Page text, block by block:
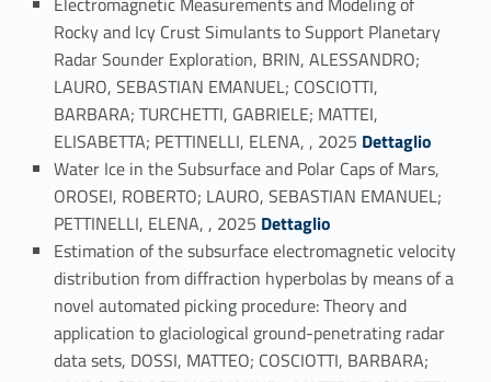
Rocky and Icy Crust Simulants to Support Planetary
Radar Sounder Exploration, BRIN, ALESSANDRO;
LAURO, SEBASTIAN EMANUEL; COSCIOTTI,
BARBARA; TURCHETTI, GABRIELE; MATTEI,
ELISABETTA; PETTINELLI, ELENA, , 2025 Link identifier #identifier_person_196090-5Dettaglio
Water Ice in the Subsurface and Polar Caps of Mars,
OROSEI, ROBERTO; LAURO, SEBASTIAN EMANUEL;
PETTINELLI, ELENA, , 2025Link identifier #identifier_person_15734-6Dettaglio
Estimation of the subsurface electromagnetic velocity
distribution from diffraction hyperbolas by means of a
novel automated picking procedure: Theory and
application to glaciological ground-penetrating radar
data sets, DOSSI, MATTEO; COSCIOTTI, BARBARA;